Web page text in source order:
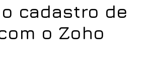
cadastro de
o Zoho